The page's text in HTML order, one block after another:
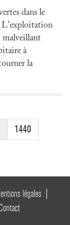
dans le
L'exploitation
malveillant
à
la
1440
légales
Contact